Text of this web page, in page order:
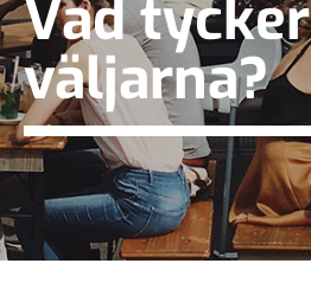
Vad tycker
väljarna?